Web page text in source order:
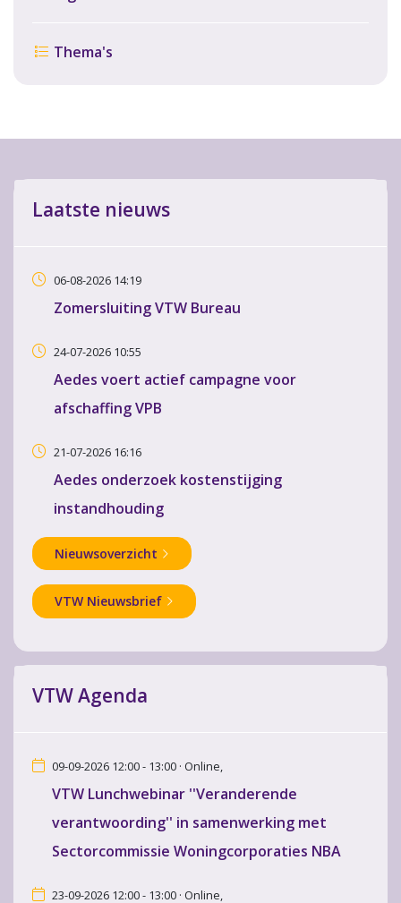
Thema's
Laatste nieuws
06-08-2026 14:19
Zomersluiting VTW Bureau
24-07-2026 10:55
Aedes voert actief campagne voor
afschaffing VPB
21-07-2026 16:16
Aedes onderzoek kostenstijging
instandhouding
Nieuwsoverzicht
VTW Nieuwsbrief
VTW Agenda
09-09-2026 12:00 - 13:00 · Online,
VTW Lunchwebinar ''Veranderende
verantwoording'' in samenwerking met
Sectorcommissie Woningcorporaties NBA
23-09-2026 12:00 - 13:00 · Online,